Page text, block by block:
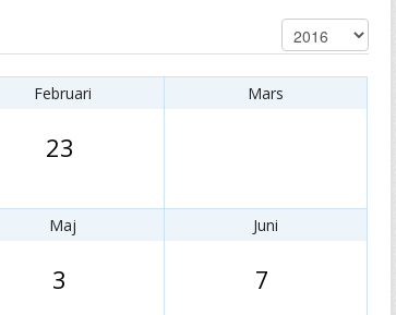
Februari
23
Mars
Maj
3
Juni
7